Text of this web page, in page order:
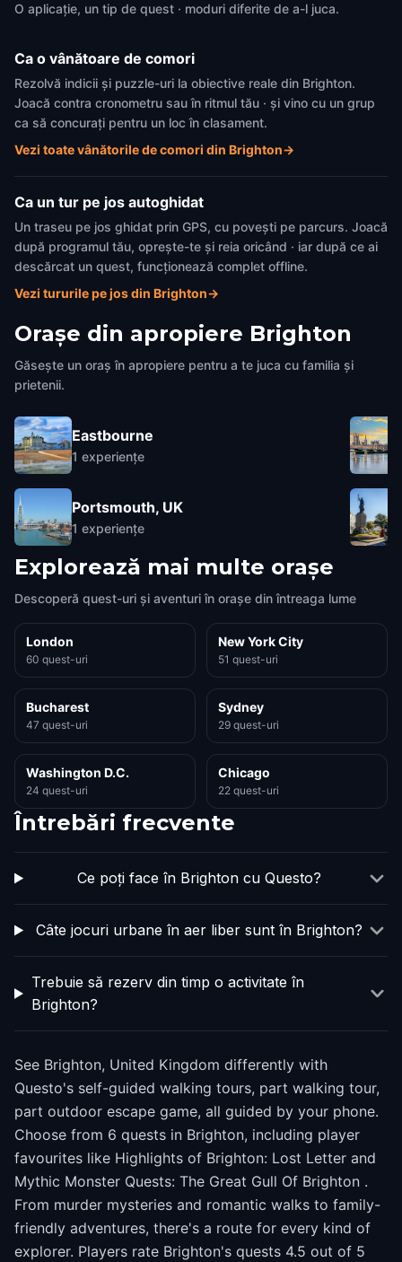
O aplicație, un tip de quest · moduri diferite de a-l juca.
Ca o vânătoare de comori
Rezolvă indicii și puzzle-uri la obiective reale din Brighton.
Joacă contra cronometru sau în ritmul tău · și vino cu un grup
ca să concurați pentru un loc în clasament.
Vezi toate vânătorile de comori din Brighton→
Ca un tur pe jos autoghidat
Un traseu pe jos ghidat prin GPS, cu povești pe parcurs. Joacă
după programul tău, oprește-te și reia oricând · iar după ce ai
descărcat un quest, funcționează complet offline.
Vezi tururile pe jos din Brighton→
Orașe din apropiere Brighton
Găsește un oraș în apropiere pentru a te juca cu familia și
prietenii.
Eastbourne
1 experiențe
Portsmouth, UK
1 experiențe
Explorează mai multe orașe
Descoperă quest-uri și aventuri în orașe din întreaga lume
London
60 quest-uri
New York City
51 quest-uri
Bucharest
47 quest-uri
Sydney
29 quest-uri
Washington D.C.
24 quest-uri
Chicago
22 quest-uri
Întrebări frecvente
Ce poți face în Brighton cu Questo?
Câte jocuri urbane în aer liber sunt în Brighton?
Trebuie să rezerv din timp o activitate în
Brighton?
See Brighton, United Kingdom differently with
Questo's self-guided walking tours, part walking tour,
part outdoor escape game, all guided by your phone.
Choose from 6 quests in Brighton, including player
favourites like Highlights of Brighton: Lost Letter and
Mythic Monster Quests: The Great Gull Of Brighton .
From murder mysteries and romantic walks to family-
friendly adventures, there's a route for every kind of
explorer. Players rate Brighton's quests 4.5 out of 5